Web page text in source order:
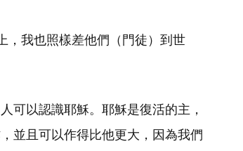
，我也照樣差他們（門徒）到世
可以認識耶穌。耶穌是復活的主，
並且可以作得比他更大，因為我們